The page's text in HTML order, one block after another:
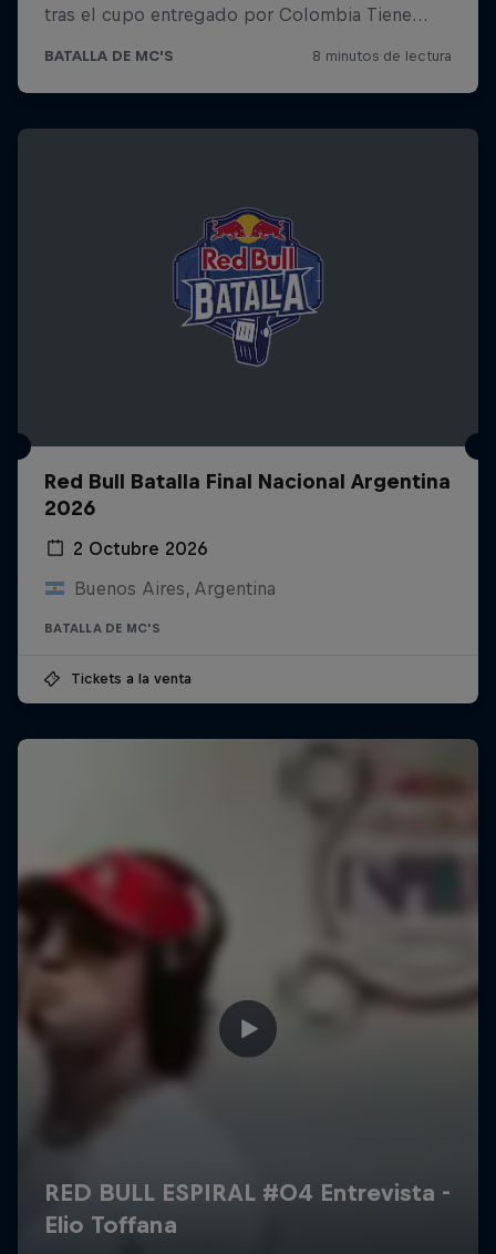
Red Bull Batalla Final Nacional Argentina
2026
2 Octubre 2026
Buenos Aires, Argentina
BATALLA DE MC'S
Tickets a la venta